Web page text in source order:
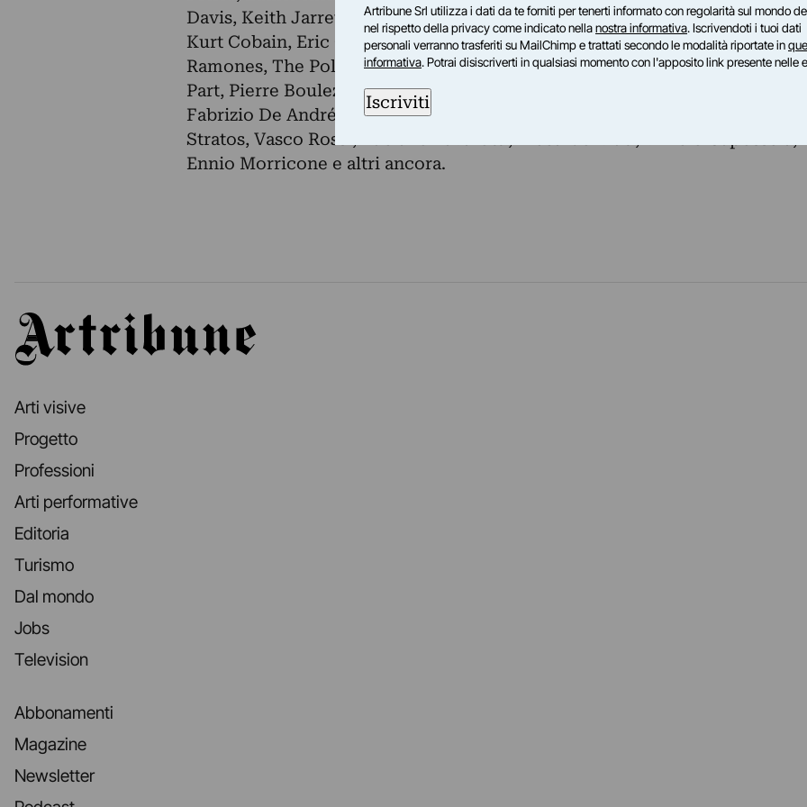
Davis, Keith Jarrett, Jan Garbarek, Nina Simone, B.B. King, Buddy Guy,
Kurt Cobain, Eric Clapton, Pink Floyd, Talking Heads, The Clash, The
Ramones, The Police, Lenny Kravitz, Gilberto Gil, Hannibal Peterson, Arvo
Part, Pierre Boulez, Karlheinz Stockhausen, John Cage, Philip Glass,
Fabrizio De André, Pino Daniele, Lucio Dalla, Giorgio Gaber, Demetrio
Stratos, Vasco Rossi, Luciano Pavarotti, Riccardo Muti, Vinicio Capossela,
Ennio Morricone e altri ancora.
Artribune
Arti visive
Progetto
Professioni
Arti performative
Editoria
Turismo
Dal mondo
Jobs
Television
Abbonamenti
Magazine
Newsletter
Artribune Srl utilizza i dati da te forniti per tenerti informato con regolarità sul mondo
nel rispetto della privacy come indicato nellanostra informativa. Iscrivendoti i tuoi dati
personali verranno trasferiti su MailChimp e trattati secondo le modalità riportate in
informativa. Potrai disiscriverti in qualsiasi momento con l'apposito link presente nelle
Iscriviti